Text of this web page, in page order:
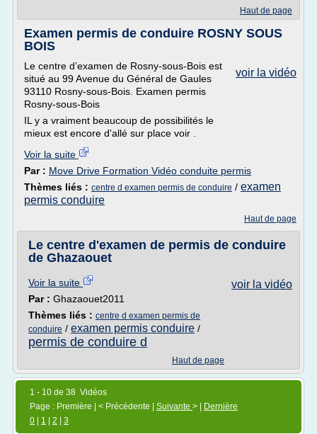
Haut de page
Examen permis de conduire ROSNY SOUS
BOIS
voir la vidéo
Le centre d’examen de Rosny-sous-Bois est
situé au 99 Avenue du Général de Gaules
93110 Rosny-sous-Bois. Examen permis
Rosny-sous-Bois
IL y a vraiment beaucoup de possibilités le
mieux est encore d'allé sur place voir .
Voir la suite
Par : Move Drive Formation Vidéo conduite permis
Thèmes liés : centre d examen permis de conduire / examen
permis conduire
Haut de page
Le centre d'examen de permis de conduire
de Ghazaouet
voir la vidéo
Voir la suite
Par : Ghazaouet2011
Thèmes liés : centre d examen permis de
conduire / examen permis conduire /
permis de conduire d
Haut de page
1 - 10 de 38 Vidéos
Page : Première | < Précédente | Suivante > |
Dernière
0
1 2 3